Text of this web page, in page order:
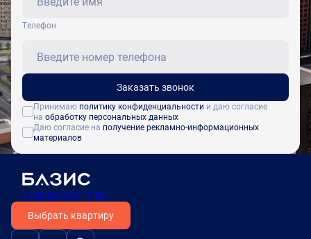
Tелефон
Заказать звонок
Принимаю политику конфиденциальности и даю согласие
на обработку персональных данных
Даю согласие на получение рекламно-информационных
материалов
+7 (800) 333-17-89
Выбрать квартиру